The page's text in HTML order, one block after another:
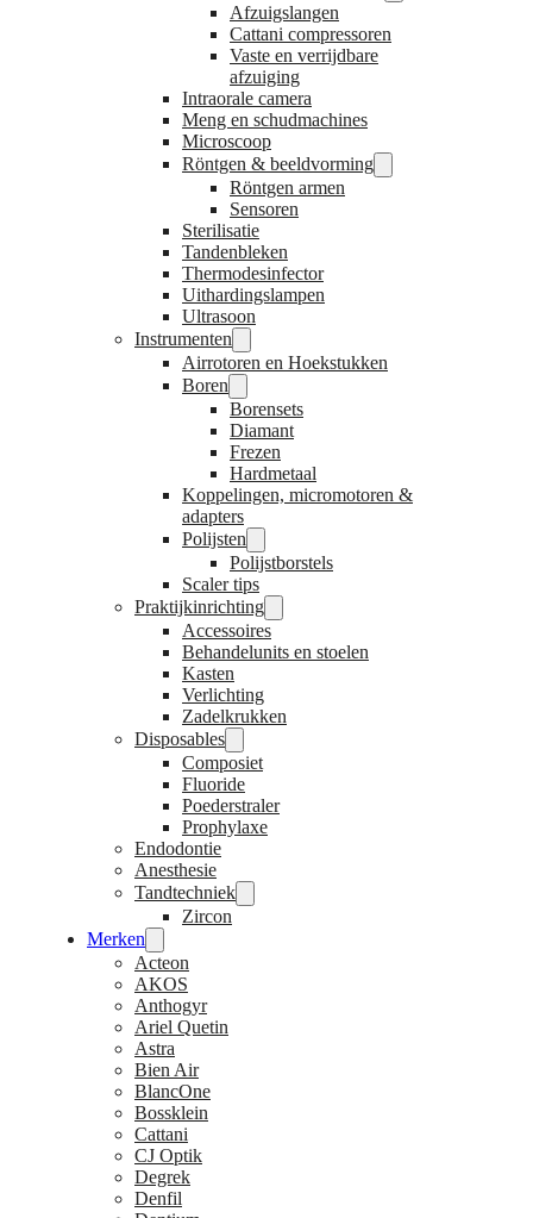
Afzuigslangen
Cattani compressoren
Vaste en verrijdbare
afzuiging
Intraorale camera
Meng en schudmachines
Microscoop
Röntgen & beeldvorming
Röntgen armen
Sensoren
Sterilisatie
Tandenbleken
Thermodesinfector
Uithardingslampen
Ultrasoon
Instrumenten
Airrotoren en Hoekstukken
Boren
Borensets
Diamant
Frezen
Hardmetaal
Koppelingen, micromotoren &
adapters
Polijsten
Polijstborstels
Scaler tips
Praktijkinrichting
Accessoires
Behandelunits en stoelen
Kasten
Verlichting
Zadelkrukken
Disposables
Composiet
Fluoride
Poederstraler
Prophylaxe
Endodontie
Anesthesie
Tandtechniek
Zircon
Merken
Acteon
AKOS
Anthogyr
Ariel Quetin
Astra
Bien Air
BlancOne
Bossklein
Cattani
CJ Optik
Degrek
Denfil